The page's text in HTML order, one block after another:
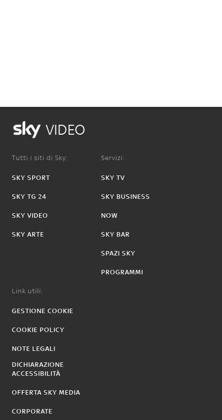
VIDEO
Tutti i siti di Sky:
SKY SPORT
SKY TG 24
SKY VIDEO
SKY ARTE
Servizi:
SKY TV
SKY BUSINESS
NOW
SKY BAR
SPAZI SKY
PROGRAMMI
Link utili:
GESTIONE COOKIE
COOKIE POLICY
NOTE LEGALI
DICHIARAZIONE
ACCESSIBILITÀ
OFFERTA SKY MEDIA
CORPORATE